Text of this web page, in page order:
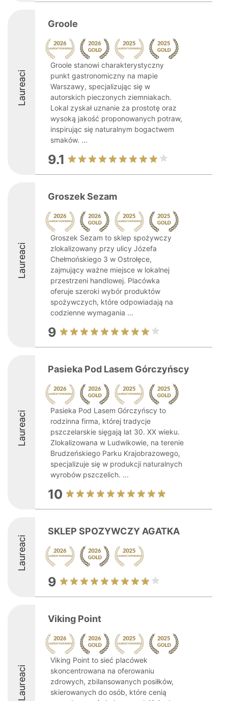
Laureaci
Groole
Groole stanowi charakterystyczny
punkt gastronomiczny na mapie
Warszawy, specjalizując się w
autorskich pieczonych ziemniakach.
Lokal zyskał uznanie za prostotę oraz
wysoką jakość proponowanych potraw,
inspirując się naturalnym bogactwem
smaków. ...
9.1
Laureaci
Groszek Sezam
Groszek Sezam to sklep spożywczy
zlokalizowany przy ulicy Józefa
Chełmońskiego 3 w Ostrołęce,
zajmujący ważne miejsce w lokalnej
przestrzeni handlowej. Placówka
oferuje szeroki wybór produktów
spożywczych, które odpowiadają na
codzienne wymagania ...
9
Laureaci
Pasieka Pod Lasem Górczyńscy
Pasieka Pod Lasem Górczyńscy to
rodzinna firma, której tradycje
pszczelarskie sięgają lat 30. XX wieku.
Zlokalizowana w Ludwikowie, na terenie
Brudzeńskiego Parku Krajobrazowego,
specjalizuje się w produkcji naturalnych
wyrobów pszczelich. ...
10
Laureaci
SKLEP SPOZYWCZY AGATKA
9
Laureaci
Viking Point
Viking Point to sieć placówek
skoncentrowana na oferowaniu
zdrowych, zbilansowanych posiłków,
skierowanych do osób, które cenią